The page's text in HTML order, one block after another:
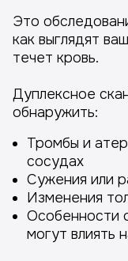
Это
как выглядят
течет кровь.
Дуплексное
обнаружить:
Тромбы и
сосудах
Сужения или
Изменения
Особенности
могут влиять